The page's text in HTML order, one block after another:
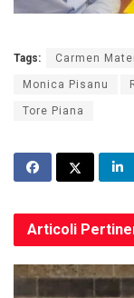
Tags: Carmen
Monica Pisanu
Tore Piana
Articoli